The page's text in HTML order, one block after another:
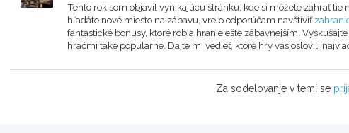
Tento rok som objavil vynikajúcu stránku, kde si môžete zahrať
hľadáte nové miesto na zábavu, vrelo odporúčam navštíviť
fantastické bonusy, ktoré robia hranie ešte zábavnejším.
hráčmi také populárne. Dajte mi vedieť, ktoré hry vás oslovili
Za sodelovanje v temi se